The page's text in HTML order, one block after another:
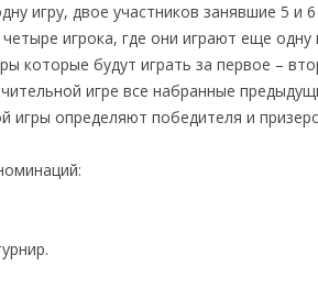
игру, двое участников занявшие 5 и
игрока, где они играют еще одну
которые будут играть за первое –
игре все набранные
игры определяют победителя и